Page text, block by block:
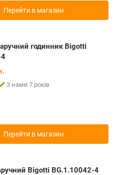
Перейти в магазин
годинник Bigotti
З нами 7 років
Перейти в магазин
Bigotti BG.1.10042-4